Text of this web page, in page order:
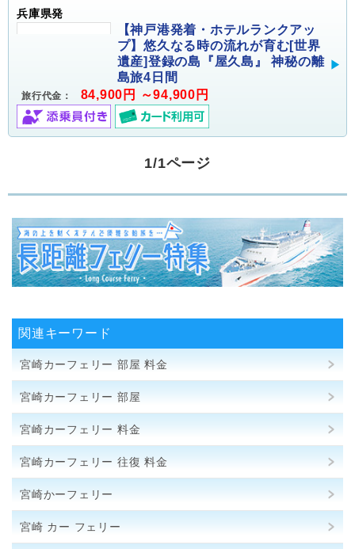
兵庫県発
【神戸港発着・ホテルランクアッ
プ】悠久なる時の流れが育む[世界
遺産]登録の島『屋久島』 神秘の離
島旅4日間
旅行代金： 84,900円 ～94,900円
1/1ページ
関連キーワード
宮崎カーフェリー 部屋 料金
宮崎カーフェリー 部屋
宮崎カーフェリー 料金
宮崎カーフェリー 往復 料金
宮崎かーフェリー
宮崎 カー フェリー